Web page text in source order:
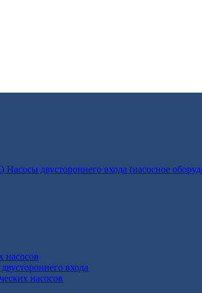
Насосы двустороннего входа (насосное
насосов
входа
насосов